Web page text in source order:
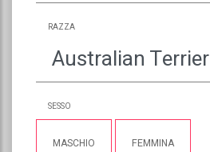
RAZZA
Australian Terrier
SESSO
MASCHIO FEMMINA